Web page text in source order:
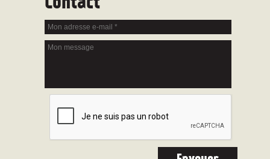
Mon adresse e-mail
Mon message